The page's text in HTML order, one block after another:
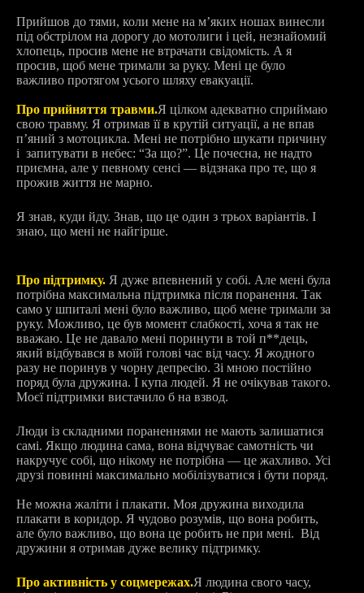
Прийшов до тями, коли мене на мʼяких ношах винесли
під обстрілом на дорогу до мотолиги і цей, незнайомий
хлопець, просив мене не втрачати свідомість. А я
просив, щоб мене тримали за руку. Мені це було
важливо протягом усього шляху евакуації.
Про прийняття травми.Я цілком адекватно сприймаю
свою травму. Я отримав її в крутій ситуації, а не впав
пʼяний з мотоцикла. Мені не потрібно шукати причину
і запитувати в небес: “За що?”. Це почесна, не надто
приємна, але у певному сенсі — відзнака про те, що я
прожив життя не марно.
Я знав, куди йду. Знав, що це один з трьох варіантів. І
знаю, що мені не найгірше.
Про підтримку. Я дуже впевнений у собі. Але мені була
потрібна максимальна підтримка після поранення. Так
само у шпиталі мені було важливо, щоб мене тримали за
руку. Можливо, це був момент слабкості, хоча я так не
вважаю. Це не давало мені поринути в той п**дець,
який відбувався в моїй голові час від часу. Я жодного
разу не поринув у чорну депресію. Зі мною постійно
поряд була дружина. І купа людей. Я не очікував такого.
Моєї підтримки вистачило б на взвод.
Люди із складними пораненнями не мають залишатися
самі. Якщо людина сама, вона відчуває самотність чи
накручує собі, що нікому не потрібна — це жахливо. Усі
друзі повинні максимально мобілізуватися і бути поряд.
Не можна жаліти і плакати. Моя дружина виходила
плакати в коридор. Я чудово розумів, що вона робить,
але було важливо, що вона це робить не при мені. Від
дружини я отримав дуже велику підтримку.
Про активність у соцмережах.Я людина свого часу,